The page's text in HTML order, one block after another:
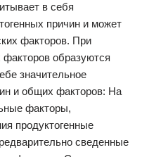
в себя
причин и может
факторов. При
образуются
значительное
и общих факторов: На
факторы,
продуктогенные
сведенные